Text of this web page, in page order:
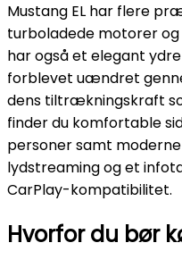
Mustang EL har flere
turboladede motorer og
har også et elegant
forblevet uændret
dens tiltrækningskraft
finder du komfortable
personer samt
lydstreaming og et
CarPlay-kompatibilitet.
Hvorfor du bør